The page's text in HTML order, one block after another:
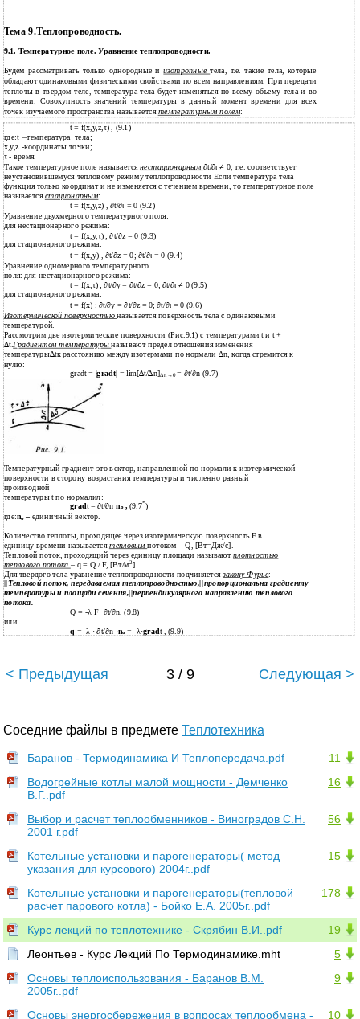
Тема 9.Теплопроводность.
9.1. Температурное поле. Уравнение теплопроводности.
Будем рассматривать только однородные иизотропныетела, т.е. такие тела, которые
обладают одинаковыми физическими свойствами по всем направлениям. При передачи
теплоты в твердом теле, температура тела будет изменяться по всему объему тела и во
времени. Совокупность значений температуры в данный момент времени для всех
точек изучаемого пространства называетсятемпературным полем:
t = f(x,y,z,τ) , (9.1)
где:t –температура тела;
x,y,z -координаты точки;
τ - время.
Такое температурное поле называетсянестационарным ∂t/∂ι ≠ 0, т.е. соответствует
неустановившемуся тепловому режиму теплопроводности Если температура тела
функция только координат и не изменяется с течением времени, то температурное поле
называетсястационарным:
t = f(x,y,z) , ∂t/∂ι = 0 (9.2)
Уравнение двухмерного температурного поля:
для нестационарного режима:
t = f(x,y,τ) ; ∂t/∂z = 0 (9.3)
для стационарного режима:
t = f(x,y) , ∂t/∂z = 0; ∂t/∂ι= 0 (9.4)
Уравнение одномерного температурного
поля: для нестационарного режима:
t = f(x,τ) ; ∂t/∂y = ∂t/∂z = 0; ∂t/∂ι ≠ 0 (9.5)
для стационарного режима:
t = f(x) ; ∂t/∂y = ∂t/∂z = 0; ∂t/∂ι = 0 (9.6)
Изотермической поверхностьюназывается поверхность тела с одинаковыми
температурой.
Рассмотрим две изотермические поверхности (Рис.9.1) с температурами t и t +
∆t.Градиентом температурыназывают предел отношения изменения
температуры∆tк расстоянию между изотермами по нормали ∆n, когда стремится к
нулю:
gradt = |gradt| = lim[∆t/∆n]∆n→0= ∂t/∂n (9.7)
Температурный градиент-это вектор, направленной по нормали к изотермической
поверхности в сторону возрастания температуры и численно равный
производной
температуры t по нормалиn:
gradt = ∂t/∂nno , (9.7*)
где:no– единичный вектор.
Количество теплоты, проходящее через изотермическую поверхность F в
единицу времени называетсятепловымпотоком – Q, [Вт=Дж/с].
Тепловой поток, проходящий через единицу площади называютплотностью
теплового потока – q = Q / F, [Вт/м2]
Для твердого тела уравнение теплопроводности подчиняетсязакону Фурье:
||Тепловой поток, передаваемая теплопроводностью,||пропорциональна градиенту
температуры и площади сечения,||перпендикулярного направлению теплового
потока.
Q = -λ·F· ∂t/∂n, (9.8)
или
q = -λ · ∂t/∂n ·no= -λ·gradt , (9.9)
< Предыдущая 3 / 9 Следующая >
Соседние файлы в предмете Теплотехника
11
Баранов - Термодинамика И Теплопередача.pdf
16
Водогрейные котлы малой мощности - Демченко
В.Г..pdf
56
Выбор и расчет теплообменников - Виноградов С.Н.
2001 г.pdf
15
Котельные установки и парогенераторы( метод
указания для курсового) 2004г..pdf
178
Котельные установки и парогенераторы(тепловой
расчет парового котла) - Бойко Е.А. 2005г..pdf
19
Курс лекций по теплотехнике - Скрябин В.И..pdf
5
Леонтьев - Курс Лекций По Термодинамике.mht
9
Основы теплоиспользования - Баранов В.М.
2005г..pdf
10
Основы энергосбережения в вопросах теплообмена -